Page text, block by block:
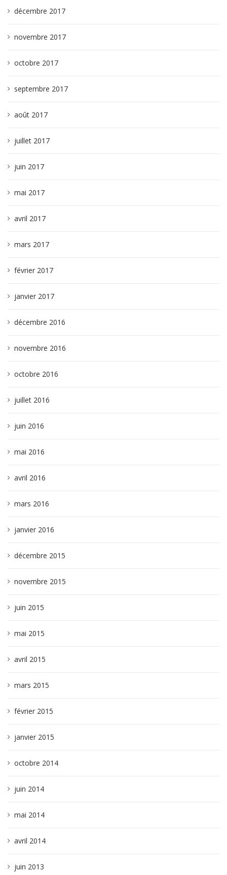
décembre 2017
novembre 2017
octobre 2017
septembre 2017
août 2017
juillet 2017
juin 2017
mai 2017
avril 2017
mars 2017
février 2017
janvier 2017
décembre 2016
novembre 2016
octobre 2016
juillet 2016
juin 2016
mai 2016
avril 2016
mars 2016
janvier 2016
décembre 2015
novembre 2015
juin 2015
mai 2015
avril 2015
mars 2015
février 2015
janvier 2015
octobre 2014
juin 2014
mai 2014
avril 2014
juin 2013